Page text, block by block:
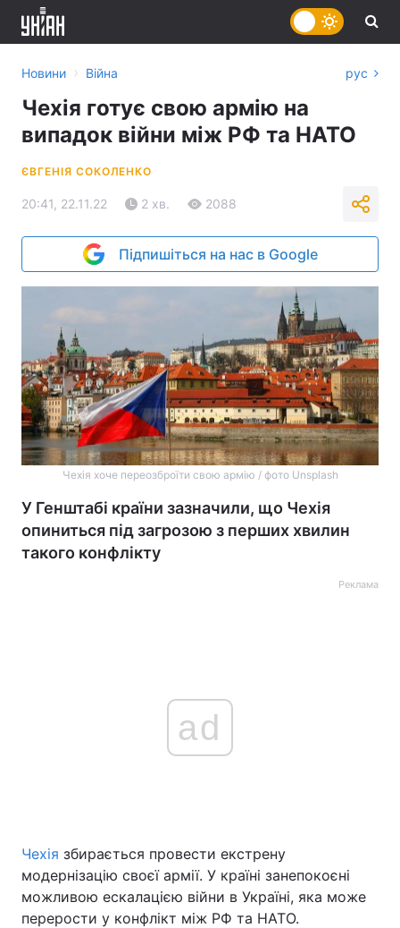
Головна Війна
Україна Політика
Новини › Війна рус
Чехія готує свою армію на
випадок війни між РФ та НАТО
ЄВГЕНІЯ СОКОЛЕНКО
20:41, 22.11.22 2 хв. 2088
Підпишіться на нас в Google
Чехія хоче переозброїти свою армію / фото Unsplash
У Генштабі країни зазначили, що Чехія
опиниться під загрозою з перших хвилин
такого конфлікту
Реклама
ad
Чехія збирається провести екстрену
модернізацію своєї армії. У країні занепокоєні
можливою ескалацією війни в Україні, яка може
перерости у конфлікт між РФ та НАТО.